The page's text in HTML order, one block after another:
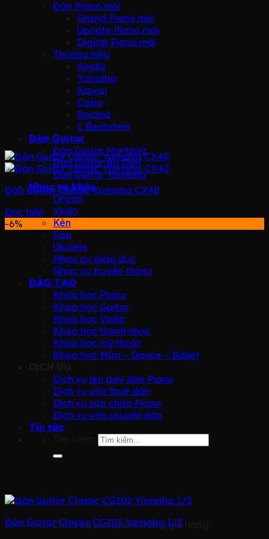
Đàn Piano mới
Grand Piano mới
Upright Piano mới
Digital Piano mới
Thương hiệu
Apollo
Yamaha
Kawai
Casio
Roland
C.Bechstein
Đàn Guitar
Đàn Guitar Martinez
Đàn Guitar Ba Đờn
Đàn Guitar Yamaha
Nhạc cụ khác
Organ
Violin
Kèn
Sáo
Ukulele
Nhạc cụ giáo dục
Nhạc cụ truyền thống
ĐÀO TẠO
Khóa học Piano
Khóa học Guitar
Khóa học Violin
Khóa học thanh nhạc
Khóa học mỹ thuật
Khóa học Múa – Dance – Ballet
Dịch vụ lên dây đàn Piano
Dịch vụ cho thuê đàn
Dịch vụ sửa chữa Piano
Dịch vụ vận chuyển đàn
Tin tức
Chưa có sản phẩm trong giỏ hàng.
Đàn Guitar Classic Yamaha CX40
Đọc tiếp
-6%
Đàn Guitar Classic CG102 Yamaha 1/2